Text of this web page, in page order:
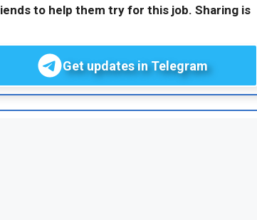
to help them try for this job. Sharing is
Get updates in Telegram